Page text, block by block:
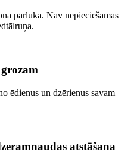
pārlūkā. Nav nepieciešamas
ēdienus un dzērienus savam
atstāšana